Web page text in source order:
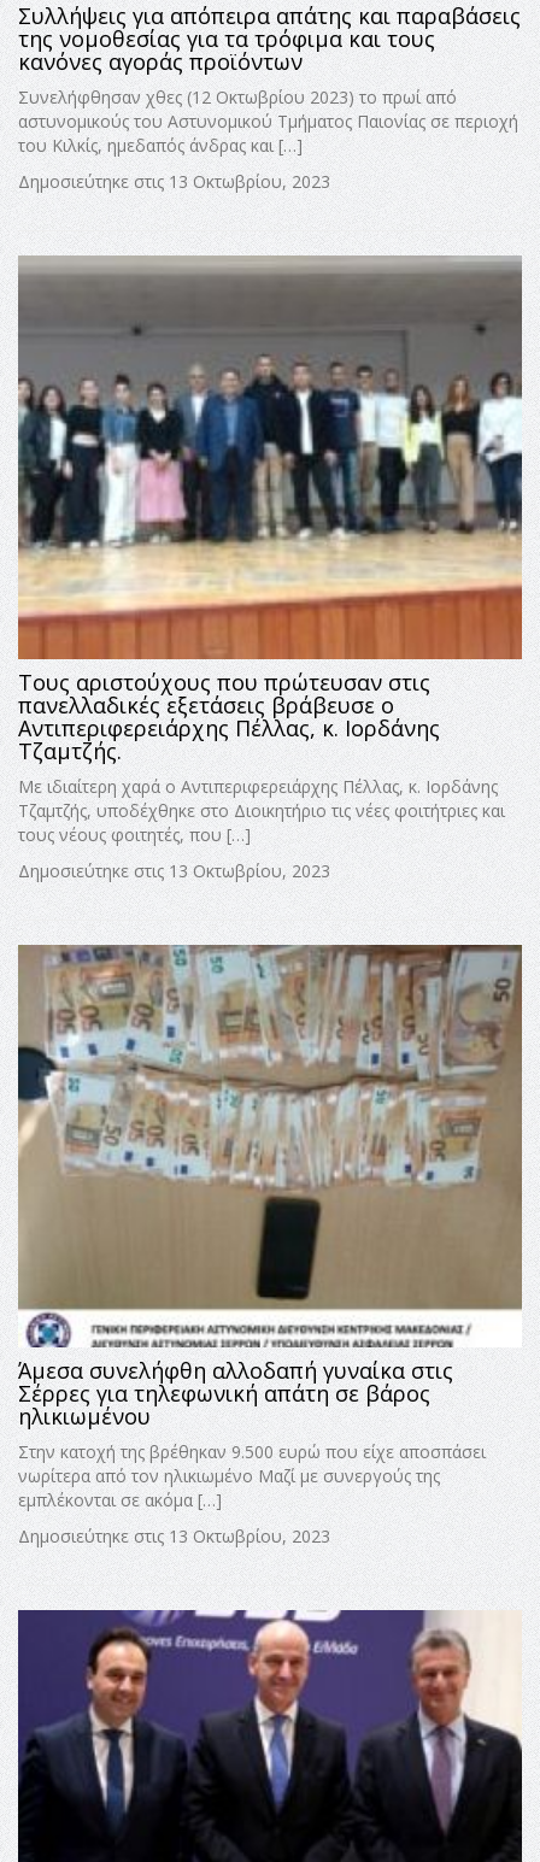
Συλλήψεις για απόπειρα απάτης και παραβάσεις
της νομοθεσίας για τα τρόφιμα και τους
κανόνες αγοράς προϊόντων
Συνελήφθησαν χθες (12 Οκτωβρίου 2023) το πρωί από
αστυνομικούς του Αστυνομικού Τμήματος Παιονίας σε περιοχή
του Κιλκίς, ημεδαπός άνδρας και […]
Δημοσιεύτηκε στις 13 Οκτωβρίου, 2023
Τους αριστούχους που πρώτευσαν στις
πανελλαδικές εξετάσεις βράβευσε ο
Αντιπεριφερειάρχης Πέλλας, κ. Ιορδάνης
Τζαμτζής.
Με ιδιαίτερη χαρά ο Αντιπεριφερειάρχης Πέλλας, κ. Ιορδάνης
Τζαμτζής, υποδέχθηκε στο Διοικητήριο τις νέες φοιτήτριες και
τους νέους φοιτητές, που […]
Δημοσιεύτηκε στις 13 Οκτωβρίου, 2023
Άμεσα συνελήφθη αλλοδαπή γυναίκα στις
Σέρρες για τηλεφωνική απάτη σε βάρος
ηλικιωμένου
Στην κατοχή της βρέθηκαν 9.500 ευρώ που είχε αποσπάσει
νωρίτερα από τον ηλικιωμένο Μαζί με συνεργούς της
εμπλέκονται σε ακόμα […]
Δημοσιεύτηκε στις 13 Οκτωβρίου, 2023